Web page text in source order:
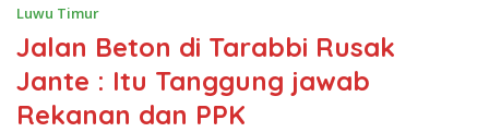
Luwu Timur
Jalan Beton di Tarabbi Rusak
Jante : Itu Tanggung jawab
Rekanan dan PPK